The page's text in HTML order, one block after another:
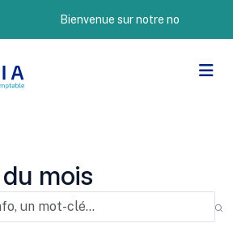
Bienvenue sur notre nouveau site
mois